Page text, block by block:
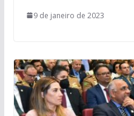
9 de janeiro de 2023